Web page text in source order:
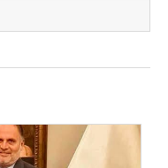
y pañuelos rojos y
el paradero de los